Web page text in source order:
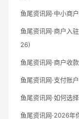
鱼尾资讯网·中小商
鱼尾资讯网·商户入
26)
鱼尾资讯网·商户收
鱼尾资讯网·支付账
鱼尾资讯网·如何选
鱼尾资讯网·2026